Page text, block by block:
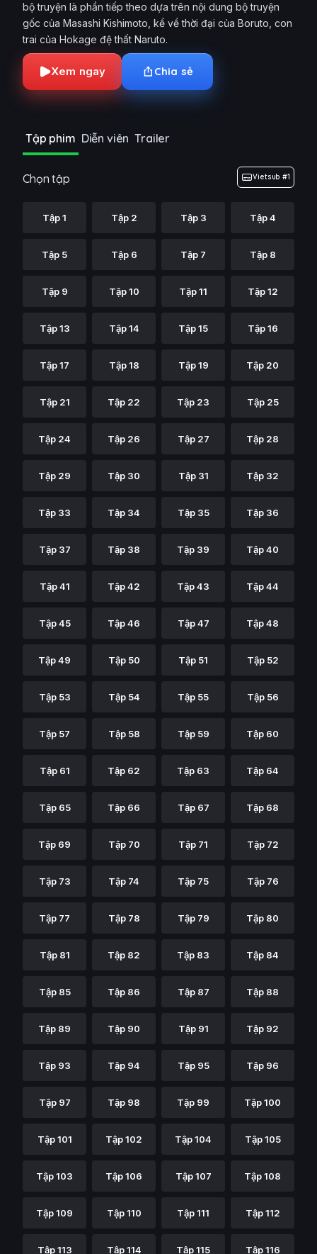
bộ truyện là phần tiếp theo dựa trên nội dung bộ truyện
gốc của Masashi Kishimoto, kể về thời đại của Boruto, con
trai của Hokage đệ thất Naruto.
Xem ngay Chia sẻ
Tập phim Diễn viên Trailer
Chọn tập Vietsub #1
Tập 1 Tập 2 Tập 3 Tập 4
Tập 5 Tập 6 Tập 7 Tập 8
Tập 9 Tập 10 Tập 11 Tập 12
Tập 13 Tập 14 Tập 15 Tập 16
Tập 17 Tập 18 Tập 19 Tập 20
Tập 21 Tập 22 Tập 23 Tập 25
Tập 24 Tập 26 Tập 27 Tập 28
Tập 29 Tập 30 Tập 31 Tập 32
Tập 33 Tập 34 Tập 35 Tập 36
Tập 37 Tập 38 Tập 39 Tập 40
Tập 41 Tập 42 Tập 43 Tập 44
Tập 45 Tập 46 Tập 47 Tập 48
Tập 49 Tập 50 Tập 51 Tập 52
Tập 53 Tập 54 Tập 55 Tập 56
Tập 57 Tập 58 Tập 59 Tập 60
Tập 61 Tập 62 Tập 63 Tập 64
Tập 65 Tập 66 Tập 67 Tập 68
Tập 69 Tập 70 Tập 71 Tập 72
Tập 73 Tập 74 Tập 75 Tập 76
Tập 77 Tập 78 Tập 79 Tập 80
Tập 81 Tập 82 Tập 83 Tập 84
Tập 85 Tập 86 Tập 87 Tập 88
Tập 89 Tập 90 Tập 91 Tập 92
Tập 93 Tập 94 Tập 95 Tập 96
Tập 97 Tập 98 Tập 99 Tập 100
Tập 101 Tập 102 Tập 104 Tập 105
Tập 103 Tập 106 Tập 107 Tập 108
Tập 109 Tập 110 Tập 111 Tập 112
Tập 113 Tập 114 Tập 115 Tập 116